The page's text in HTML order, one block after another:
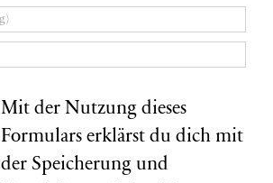
Mit der Nutzung dieses
Formulars erklärst du dich mit
der Speicherung und